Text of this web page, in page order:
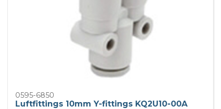
0595-6850
Luftfittings 10mm Y-fittings KQ2U10-00A